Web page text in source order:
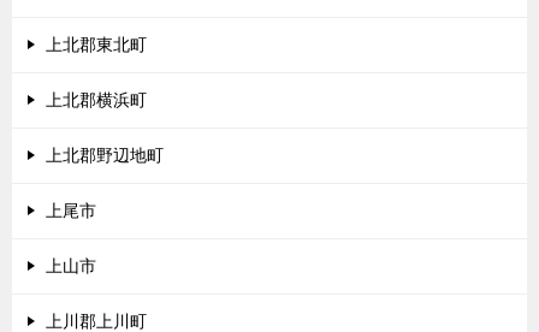
上北郡東北町
上北郡横浜町
上北郡野辺地町
上尾市
上山市
上川郡上川町